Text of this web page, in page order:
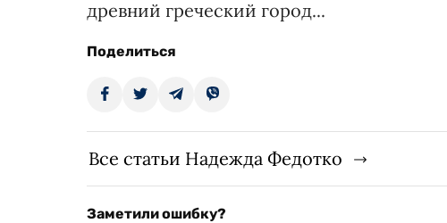
древний греческий город...
Поделиться
Все статьи Надежда Федотко
Заметили ошибку?